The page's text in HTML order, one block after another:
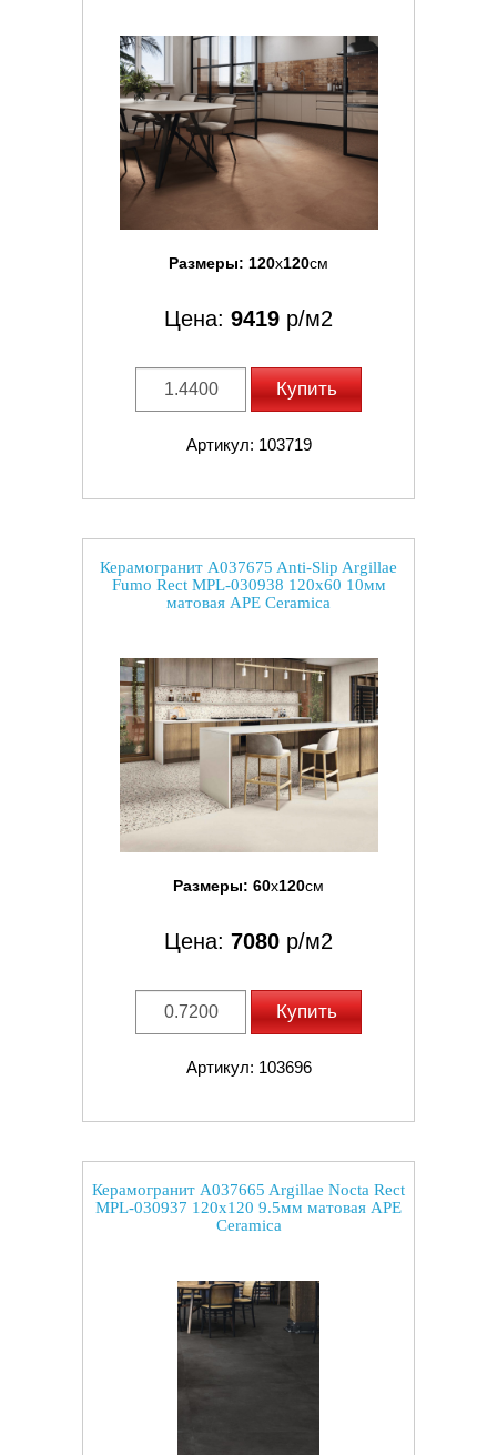
Размеры: 120x120см
Цена: 9419 р/м2
Купить
Артикул: 103719
Керамогранит A037675 Anti-Slip Argillae
Fumo Rect MPL-030938 120x60 10мм
матовая APE Ceramica
Размеры: 60x120см
Цена: 7080 р/м2
Купить
Артикул: 103696
Керамогранит A037665 Argillae Nocta Rect
MPL-030937 120x120 9.5мм матовая APE
Ceramica